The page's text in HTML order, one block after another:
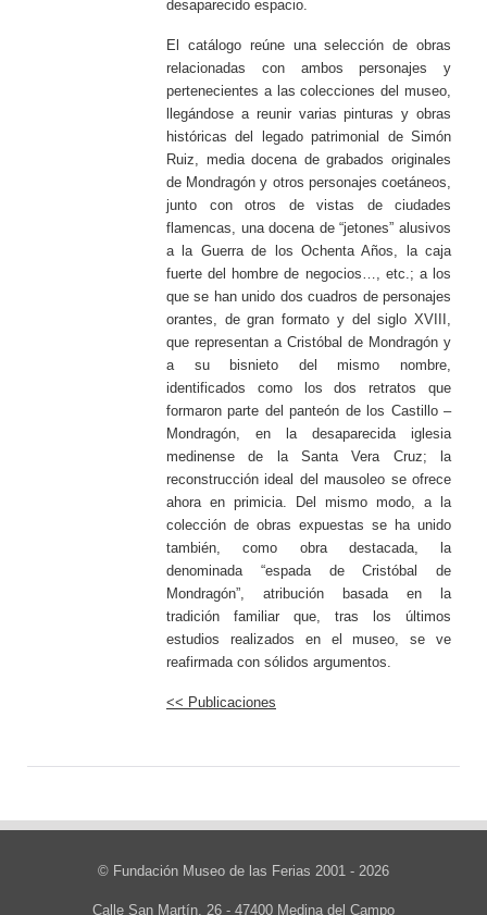
desaparecido espacio.
El catálogo reúne una selección de obras
relacionadas con ambos personajes y
pertenecientes a las colecciones del museo,
llegándose a reunir varias pinturas y obras
históricas del legado patrimonial de Simón
Ruiz, media docena de grabados originales
de Mondragón y otros personajes coetáneos,
junto con otros de vistas de ciudades
flamencas, una docena de “jetones” alusivos
a la Guerra de los Ochenta Años, la caja
fuerte del hombre de negocios…, etc.; a los
que se han unido dos cuadros de personajes
orantes, de gran formato y del siglo XVIII,
que representan a Cristóbal de Mondragón y
a su bisnieto del mismo nombre,
identificados como los dos retratos que
formaron parte del panteón de los Castillo –
Mondragón, en la desaparecida iglesia
medinense de la Santa Vera Cruz; la
reconstrucción ideal del mausoleo se ofrece
ahora en primicia. Del mismo modo, a la
colección de obras expuestas se ha unido
también, como obra destacada, la
denominada “espada de Cristóbal de
Mondragón”, atribución basada en la
tradición familiar que, tras los últimos
estudios realizados en el museo, se ve
reafirmada con sólidos argumentos.
<< Publicaciones
© Fundación Museo de las Ferias 2001 - 2026
Calle San Martín, 26 - 47400 Medina del Campo